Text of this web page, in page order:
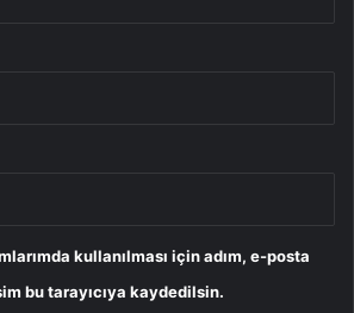
kullanılması için adım, e-posta
bu tarayıcıya kaydedilsin.